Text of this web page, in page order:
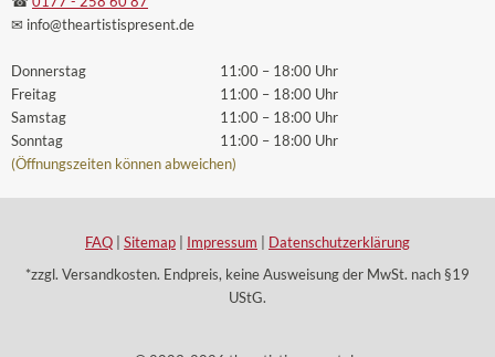
✉ info@theartistispresent.de
Donnerstag
Freitag
Samstag
Sonntag
11:00 – 18:00 Uhr
11:00 – 18:00 Uhr
11:00 – 18:00 Uhr
11:00 – 18:00 Uhr
(Öffnungszeiten können abweichen)
FAQ Sitemap Impressum
Datenschutzerklärung
*zzgl. Versandkosten. Endpreis, keine Ausweisung der MwSt. nach §19
UStG.